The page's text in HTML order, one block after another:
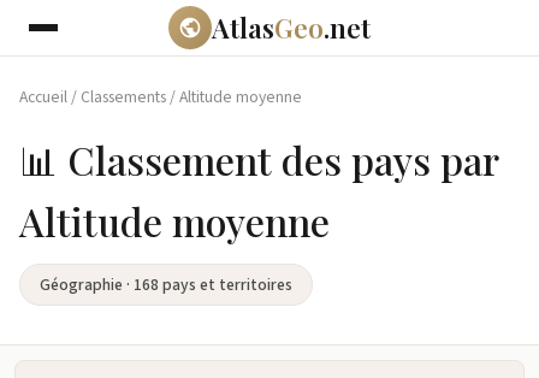
AtlasGeo.net
Accueil/ Classements/Altitude moyenne
📊 Classement des pays par
Altitude moyenne
Géographie · 168 pays et territoires